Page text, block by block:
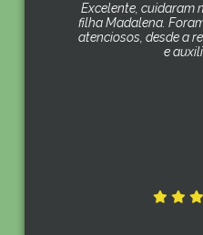
Excelente, cuidaram
filha Madalena.
atenciosos, desde a
e